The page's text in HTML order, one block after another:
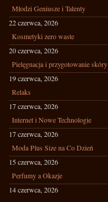
Młodzi Geniusze i Talenty
22 czerwca, 2026
Kosmetyki zero waste
20 czerwca, 2026
Pielęgnacja i przygotowanie skóry
19 czerwca, 2026
Relaks
17 czerwca, 2026
Internet i Nowe Technologie
17 czerwca, 2026
Moda Plus Size na Co Dzień
15 czerwca, 2026
Perfumy a Okazje
14 czerwca, 2026